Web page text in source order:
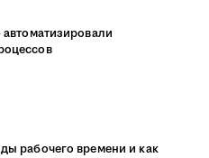
рабочего времени и как